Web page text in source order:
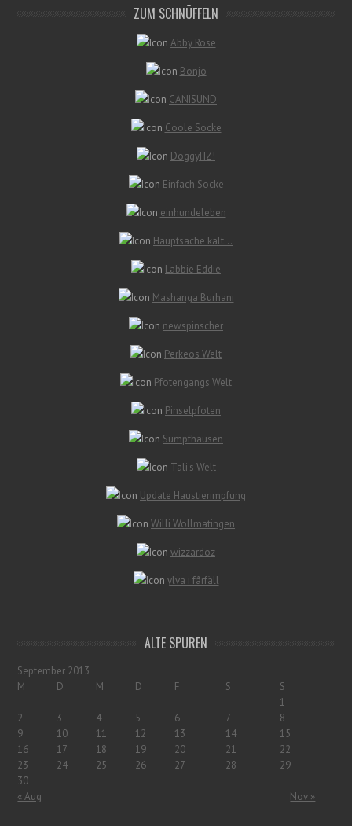
ZUM SCHNÜFFELN
Abby Rose
Bonjo
CANISUND
Coole Socke
DoggyHZ!
Einfach Socke
einhundeleben
Hauptsache kalt…
Labbie Eddie
Mashanga Burhani
newspinscher
Perkeos Welt
Pfotengangs Welt
Pinselpfoten
Sumpfhausen
Tali's Welt
Update Haustierimpfung
Willi Wollmatingen
wizzardoz
ylva i fårfäll
ALTE SPUREN
September 2013
M
D M D F S S
« Aug Nov »
1
2
3 4 5 6 7
8
9
10 11 12 13 14
15
16
17 18 19 20 21
22
23
24 25 26 27 28
29
30